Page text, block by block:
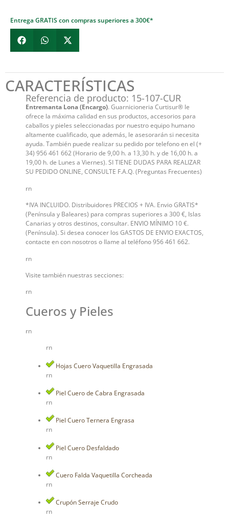
Entrega GRATIS con compras superiores a 300€*
CARACTERÍSTICAS
Referencia de producto: 15-107-CUR
Entremanta Lona (Encargo). Guarnicioneria Curtisur® le
ofrece la máxima calidad en sus productos, accesorios para
caballos y pieles seleccionadas por nuestro equipo humano
altamente cualificado, que además, le asesorarán si necesita
ayuda. También puede realizar su pedido por telefono en el (+
34) 956 461 662 (Horario de 9,00 h. a 13,30 h. y de 16,00 h. a
19,00 h. de Lunes a Viernes). SI TIENE DUDAS PARA REALIZAR
SU PEDIDO ONLINE, CONSULTE F.A.Q. (Preguntas Frecuentes)
rn
*IVA INCLUIDO. Distribuidores PRECIOS + IVA. Envio GRATIS*
(Península y Baleares) para compras superiores a 300 €, Islas
Canarias y otros destinos, consultar. ENVIO MÍNIMO 10 €.
(Península). Si desea conocer los GASTOS DE ENVIO EXACTOS,
contacte en con nosotros o llame al teléfono 956 461 662.
rn
Visite también nuestras secciones:
rn
Cueros y Pieles
rn
rn
Hojas Cuero Vaquetilla Engrasada
rn
Piel Cuero de Cabra Engrasada
rn
Piel Cuero Ternera Engrasa
rn
Piel Cuero Desfaldado
rn
Cuero Falda Vaquetilla Corcheada
rn
Crupón Serraje Crudo
rn